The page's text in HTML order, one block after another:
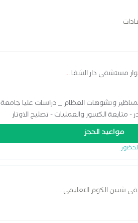
مستشفي دار الشفا...
وتشوهات العظام _ دراسات عليا جامعة
- متابعة الكسور والعمليات - تصليح الاوتار
مواعيد الحجز
شبين الكوم التعليمى .